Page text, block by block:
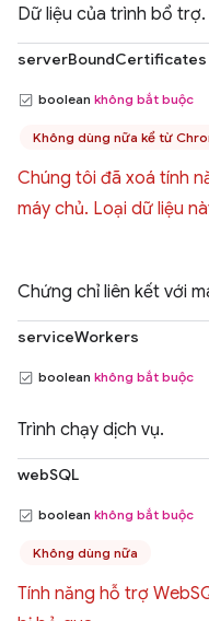
Dữ liệu của trình bổ trợ.
serverBoundCertificates
boolean không bắt buộc
Không dùng nữa kể từ
Chúng tôi đã xoá tính
máy chủ. Loại dữ liệu
Chứng chỉ liên kết với
serviceWorkers
boolean không bắt buộc
Trình chạy dịch vụ.
webSQL
boolean không bắt buộc
Không dùng nữa
Tính năng hỗ trợ